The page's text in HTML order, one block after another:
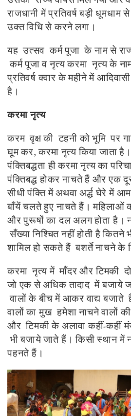
राजधानी में प्रतिवर्ष बड़ी धूमधाम
उक्त विधि से करने लगा।
यह उत्सव कर्म पूजा के नाम से
कर्म पूजा व नृत्य करमा नृत्य के
प्रतिवर्ष क्वार के महीने में
है।
करमा नृत्य
करम वृक्ष की टहनी को भूमि पर
घूम कर, करमा नृत्य किया जाता
पंक्तिबद्धता ही करमा नृत्य का
पंक्तिबद्ध होकर नाचते हैं और एक
सीधी पंक्ति में अथवा अर्द्ध घेरे में
बाँयें चलते हुए नाचते हैं। महिलाओं
और पुरूषों का दल अलग होता है।
सँख्या निश्चित नहीं होती है कितने
शामिल हो सकते हैं बशर्ते नाचने के
करमा नृत्य में माँदर और टिमकी
जो एक से अधिक तादाद में बजाये
वालों के बीच में आकर वाद्य
वालों का मुख हमेशा नाचने वालों
और टिमकी के अलावा कहीं-कहीं
भी बजाये जाते हैं। किसी स्थान में
पहनते हैं।